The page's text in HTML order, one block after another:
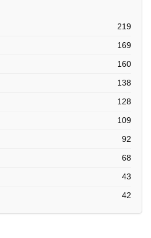
219
169
160
138
128
109
92
68
43
42